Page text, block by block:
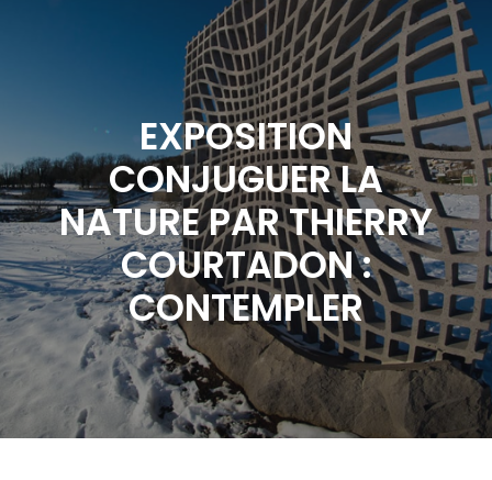
EXPOSITION
CONJUGUER LA
NATURE PAR THIERRY
COURTADON :
CONTEMPLER